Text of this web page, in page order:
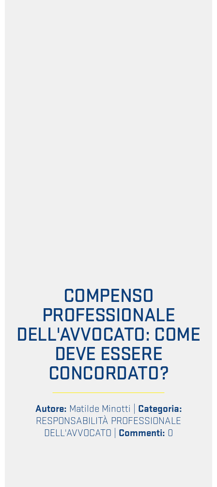
COMPENSO
PROFESSIONALE
DELL'AVVOCATO: COME
DEVE ESSERE
CONCORDATO?
Autore: Matilde Minotti
Categoria:
RESPONSABILITÀ PROFESSIONALE
DELL'AVVOCATO
Commenti: 0